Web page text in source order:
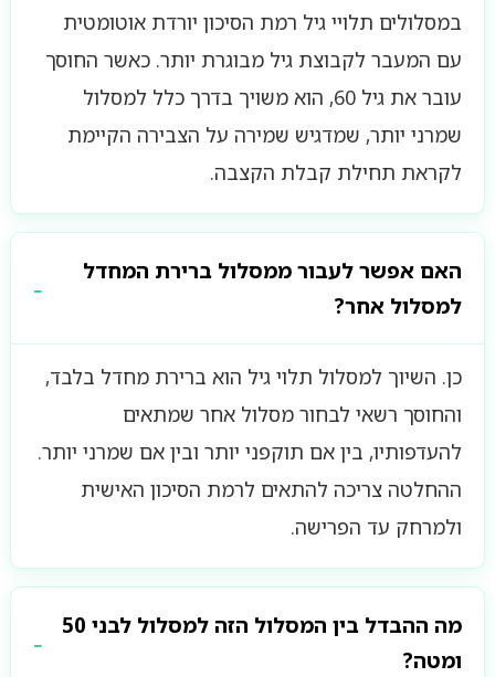
במסלולים תלויי גיל רמת הסיכון יורדת אוטומטית
עם המעבר לקבוצת גיל מבוגרת יותר. כאשר החוסך
עובר את גיל 60, הוא משויך בדרך כלל למסלול
שמרני יותר, שמדגיש שמירה על הצבירה הקיימת
לקראת תחילת קבלת הקצבה.
האם אפשר לעבור ממסלול ברירת המחדל
למסלול אחר?
כן. השיוך למסלול תלוי גיל הוא ברירת מחדל בלבד,
והחוסך רשאי לבחור מסלול אחר שמתאים
להעדפותיו, בין אם תוקפני יותר ובין אם שמרני יותר.
ההחלטה צריכה להתאים לרמת הסיכון האישית
ולמרחק עד הפרישה.
מה ההבדל בין המסלול הזה למסלול לבני 50
ומטה?